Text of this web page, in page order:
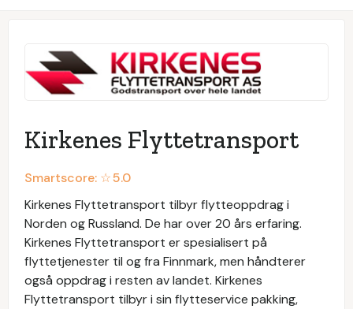
Kirkenes Flyttetransport
Smartscore: ☆5.0
Kirkenes Flyttetransport tilbyr flytteoppdrag i
Norden og Russland. De har over 20 års erfaring.
Kirkenes Flyttetransport er spesialisert på
flyttetjenester til og fra Finnmark, men håndterer
også oppdrag i resten av landet. Kirkenes
Flyttetransport tilbyr i sin flytteservice pakking,